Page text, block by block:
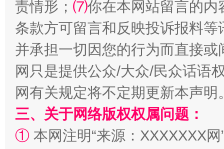
解纷+调解+退费，一次搞定
责情形； ⑺你在本网站留言的内
条款方可留言和反映投诉报料
并承担一切因您的行为而直接
网只是提供公众/大众/民众话语
网有关规定将不定期更新本声明
三、关于网络版权权属问题：
① 本网注明“来源：XXXXXXX